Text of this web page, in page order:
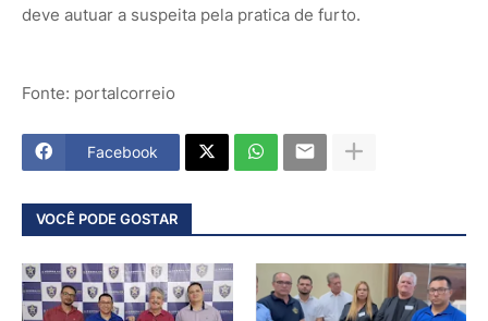
deve autuar a suspeita pela pratica de furto.
Fonte: portalcorreio
Facebook
VOCÊ PODE GOSTAR